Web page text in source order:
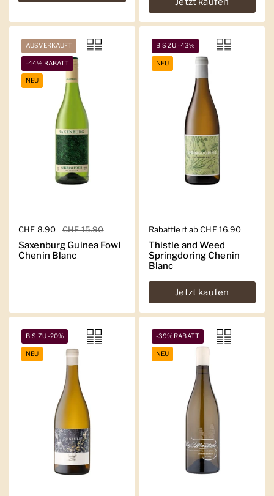
Regulärer Preis
CHF 8.90 Sale-Preis
CHF 15.90
Saxenburg Guinea Fowl
Chenin Blanc
AUSVERKAUFT
-44% RABATT
NEU
Regulärer Preis
Rabattiert ab CHF 16.90
Thistle and Weed
Springdoring Chenin
Blanc
Jetzt kaufen
BIS ZU -43%
NEU
BIS ZU -20%
NEU
-39% RABATT
NEU